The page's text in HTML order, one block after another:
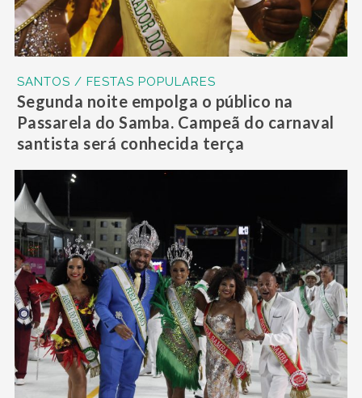
SANTOS / FESTAS POPULARES
Segunda noite empolga o público na
Passarela do Samba. Campeã do carnaval
santista será conhecida terça